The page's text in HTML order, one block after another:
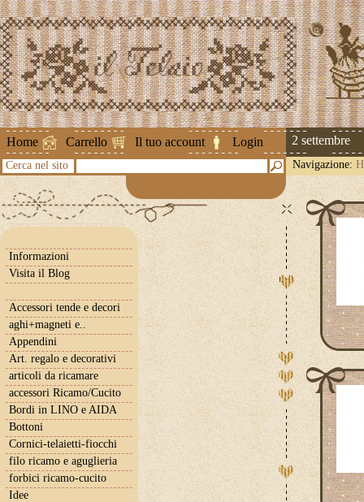
Home Carrello Il tuo account Login
Attenzione ! Le spedizioni riprenderanno il 2 settembre
Cerca nel sito Navigazione:
Informazioni
Visita il Blog
Accessori tende e decori
aghi+magneti e..
Appendini
Art. regalo e decorativi
articoli da ricamare
accessori Ricamo/Cucito
Bordi in LINO e AIDA
Bottoni
Cornici-telaietti-fiocchi
filo ricamo e aguglieria
forbici ricamo-cucito
Idee